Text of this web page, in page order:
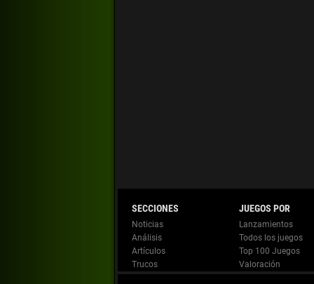
Noticias
Análisis
Artículos
Trucos
Lanzamientos
Todos los juegos
Top 100 Juegos
Valoración